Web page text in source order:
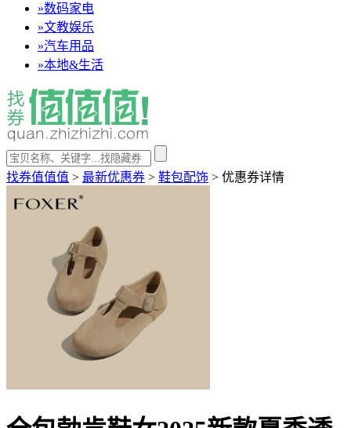
»数码家电
»文教娱乐
»汽车用品
»本地&生活
找券值值值 > 最新优惠券 > 鞋包配饰 > 优惠券详情